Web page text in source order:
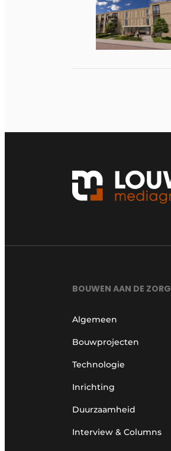
BOUWEN AAN DE ZORG
Algemeen
Bouwprojecten
Technologie
Inrichting
Duurzaamheid
Interview & Columns